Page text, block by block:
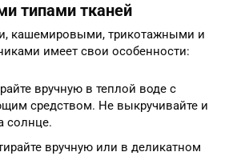
типами тканей
кашемировыми, трикотажными и
имеет свои особенности:
вручную в теплой воде с
средством. Не выкручивайте и
солнце.
вручную или в деликатном